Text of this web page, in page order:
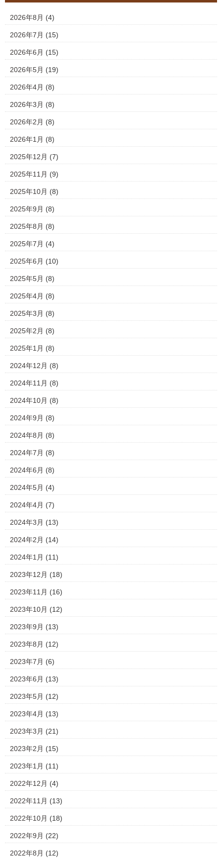
2026年8月 (4)
2026年7月 (15)
2026年6月 (15)
2026年5月 (19)
2026年4月 (8)
2026年3月 (8)
2026年2月 (8)
2026年1月 (8)
2025年12月 (7)
2025年11月 (9)
2025年10月 (8)
2025年9月 (8)
2025年8月 (8)
2025年7月 (4)
2025年6月 (10)
2025年5月 (8)
2025年4月 (8)
2025年3月 (8)
2025年2月 (8)
2025年1月 (8)
2024年12月 (8)
2024年11月 (8)
2024年10月 (8)
2024年9月 (8)
2024年8月 (8)
2024年7月 (8)
2024年6月 (8)
2024年5月 (4)
2024年4月 (7)
2024年3月 (13)
2024年2月 (14)
2024年1月 (11)
2023年12月 (18)
2023年11月 (16)
2023年10月 (12)
2023年9月 (13)
2023年8月 (12)
2023年7月 (6)
2023年6月 (13)
2023年5月 (12)
2023年4月 (13)
2023年3月 (21)
2023年2月 (15)
2023年1月 (11)
2022年12月 (4)
2022年11月 (13)
2022年10月 (18)
2022年9月 (22)
2022年8月 (12)